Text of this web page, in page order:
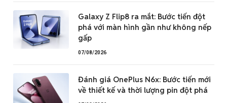
Galaxy Z Flip8 ra mắt: Bước tiến đột
phá với màn hình gần như không nếp
gấp
07/08/2026
Đánh giá OnePlus N6x: Bước tiến mới
về thiết kế và thời lượng pin đột phá